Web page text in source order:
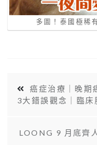
多圖！泰國極稀
癌症治療｜晚期
3大錯誤觀念｜臨床
LOONG 9 月底齊